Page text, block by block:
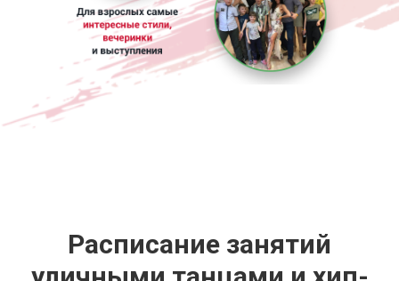
Расписание занятий